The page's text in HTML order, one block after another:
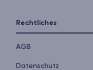
Rechtliches
AGB
Datenschutz